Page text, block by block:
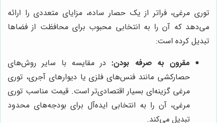
توری مرغی، فراتر از یک حصار ساده، مزایای متعددی را ارائه
می‌دهد که آن را به انتخابی محبوب برای محافظت از فضاها
تبدیل کرده است:
مقرون به صرفه بودن: در مقایسه با سایر روش‌های
حصارکشی مانند فنس‌های فلزی یا دیوارهای آجری، توری
مرغی گزینه‌ای بسیار اقتصادی‌تر است. قیمت مناسب توری
مرغی، آن را به انتخابی ایده‌آل برای بودجه‌های محدود
تبدیل می‌کند.